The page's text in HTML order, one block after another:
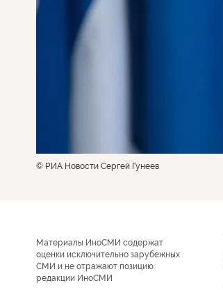
© РИА Новости Сергей Гунеев
Материалы ИноСМИ содержат
оценки исключительно зарубежных
СМИ и не отражают позицию
редакции ИноСМИ